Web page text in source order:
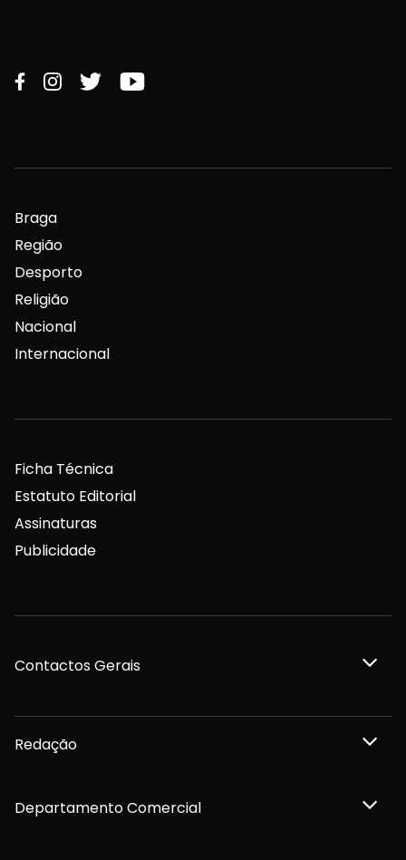
Braga
Região
Desporto
Religião
Nacional
Internacional
Ficha Técnica
Estatuto Editorial
Assinaturas
Publicidade
Contactos Gerais
Redação
Departamento Comercial